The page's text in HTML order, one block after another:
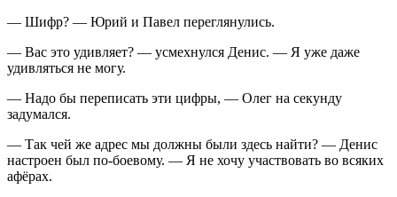
— Шифр? — Юрий и Павел переглянулись.
— Вас это удивляет? — усмехнулся Денис. — Я уже даже
удивляться не могу.
— Надо бы переписать эти цифры, — Олег на секунду
задумался.
— Так чей же адрес мы должны были здесь найти? — Денис
настроен был по-боевому. — Я не хочу участвовать во всяких
афёрах.